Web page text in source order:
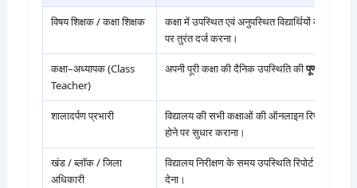
विषय शिक्षक / कक्षा शिक्षक
कक्षा में उपस्थित एवं अनुपस्थित विद्यार्थियों की
पर तुरंत दर्ज करना।
कक्षा–अध्यापक (Class
Teacher)
अपनी पूरी कक्षा की दैनिक उपस्थिति कीपूर्णता और
शालादर्पण प्रभारी
विद्यालय की सभी कक्षाओं की ऑनलाइन रिपोर्ट की
होने पर सुधार कराना।
खंड / ब्लॉक / जिला
अधिकारी
विद्यालय निरीक्षण के समय उपस्थिति रिपोर्ट देखना
देना।